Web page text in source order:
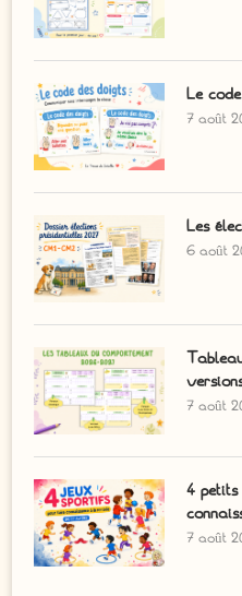
Le
7 août
Les
6 août
7 août
4
7 août